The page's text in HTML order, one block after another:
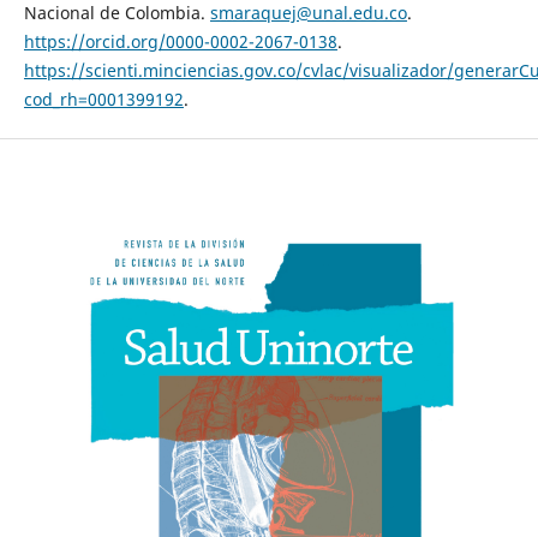
Nacional de Colombia. smaraquej@unal.edu.co.
https://orcid.org/0000-0002-2067-0138.
https://scienti.minciencias.gov.co/cvlac/visualizador/
cod_rh=0001399192.